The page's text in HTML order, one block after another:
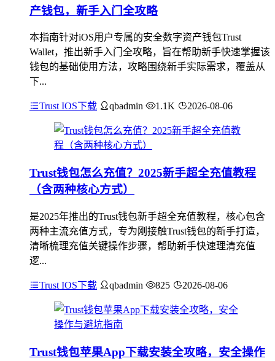
产钱包，新手入门全攻略
本指南针对iOS用户专属的安全数字资产钱包Trust
Wallet，推出新手入门全攻略，旨在帮助新手快速掌握该
钱包的基础使用方法，攻略围绕新手实际需求，覆盖从
下...
Trust IOS下载 qbadmin 1.1K 2026-08-06
Trust钱包怎么充值？2025新手超全充值教程
（含两种核心方式）
是2025年推出的Trust钱包新手超全充值教程，核心包含
两种主流充值方式，专为刚接触Trust钱包的新手打造，
清晰梳理充值关键操作步骤，帮助新手快速理清充值
逻...
Trust IOS下载 qbadmin 825 2026-08-06
Trust钱包苹果App下载安装全攻略，安全操作